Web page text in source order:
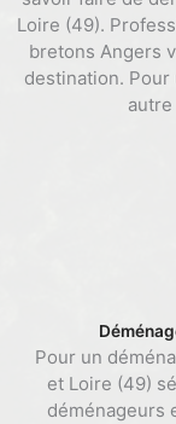
Loire (49).
bretons Angers
destination. Pour
Pour un
et Loire (49)
déménageurs